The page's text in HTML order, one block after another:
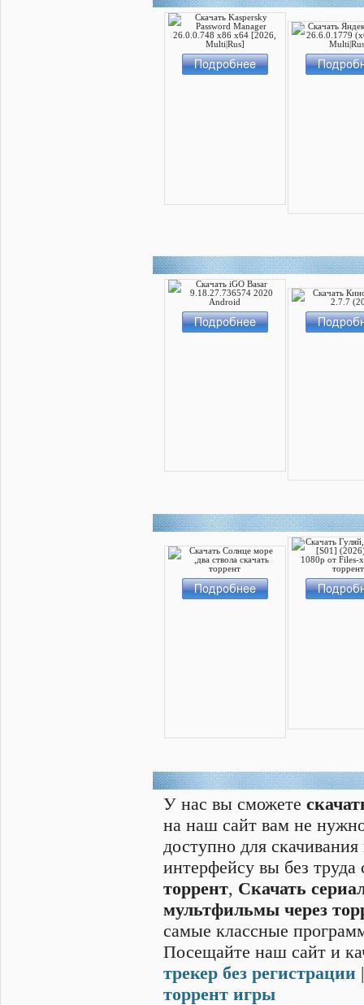
У нас вы сможете
на наш сайт вам не
доступно для
интерфейсу вы без
торрент, Скачать
мультфильмы через
самые классные
Посещайте наш сайт и
трекер без регистрации
торрент игры